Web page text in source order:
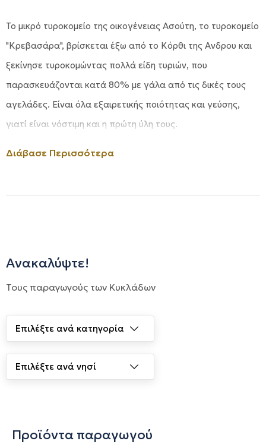
Το μικρό τυροκομείο της οικογένειας Ασούτη, το τυροκομείο
"Κρεβασάρα", βρίσκεται έξω από το Κόρθι της Ανδρου και
ξεκίνησε τυροκομώντας πολλά είδη τυριών, που
παρασκευάζονται κατά 80% με γάλα από τις δικές τους
αγελάδες. Είναι όλα εξαιρετικής ποιότητας και γεύσης,
γιατί είναι νόστιμη και η πρώτη ύλη τους.
Διάβασε Περισσότερα
Ανακαλύψτε!
Τους παραγωγούς των Κυκλάδων
Προϊόντα παραγωγού